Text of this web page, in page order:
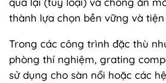
thành lựa chọn bền vững và tiện
Trong các công trình đặc thù
phòng thí nghiệm, grating
sử dụng cho sàn nổi hoặc các